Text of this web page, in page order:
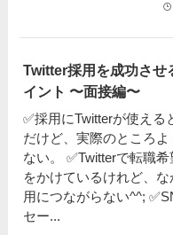
Twitter採用を成功させ
イント 〜面接編〜
✅採用にTwitterが使える
だけど、実際のところよ
ない。 ✅Twitterで転職
をかけているけれど、
用につながらない^^;
セー...